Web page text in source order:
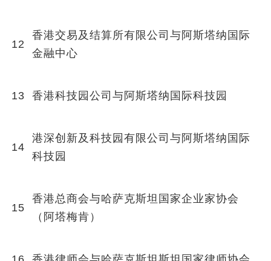
12
香港交易及结算所有限公司与阿斯塔纳国际
金融中心
13 香港科技园公司与阿斯塔纳国际科技园
14
港深创新及科技园有限公司与阿斯塔纳国际
科技园
15
香港总商会与哈萨克斯坦国家企业家协会
（阿塔梅肯）